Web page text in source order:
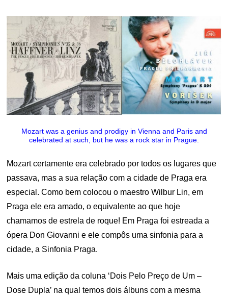
Mozart was a genius and prodigy in Vienna and Paris and
celebrated at such, but he was a rock star in Prague.
Mozart certamente era celebrado por todos os lugares que
passava, mas a sua relação com a cidade de Praga era
especial. Como bem colocou o maestro Wilbur Lin, em
Praga ele era amado, o equivalente ao que hoje
chamamos de estrela de roque! Em Praga foi estreada a
ópera Don Giovanni e ele compôs uma sinfonia para a
cidade, a Sinfonia Praga.
Mais uma edição da coluna ‘Dois Pelo Preço de Um –
Dose Dupla’ na qual temos dois álbuns com a mesma